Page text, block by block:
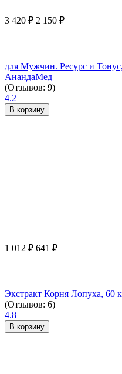
3 420 ₽ 2 150 ₽
для Мужчин. Ресурс и
АнандаМед
(Отзывов: 9)
4.2
В корзину
1 012 ₽ 641 ₽
Экстракт Корня Лопуха, 60
(Отзывов: 6)
4.8
В корзину